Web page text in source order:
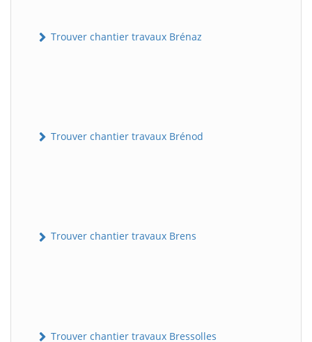
Trouver chantier travaux Brénaz
Trouver chantier travaux Brénod
Trouver chantier travaux Brens
Trouver chantier travaux Bressolles